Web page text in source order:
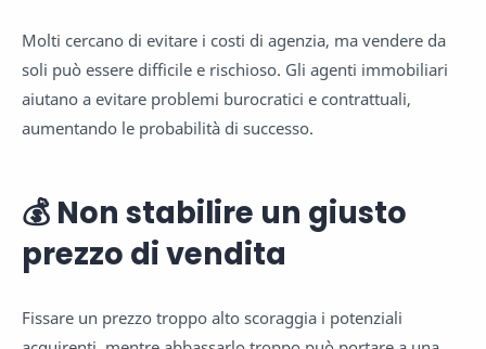
Molti cercano di evitare i costi di agenzia, ma vendere da
soli può essere difficile e rischioso. Gli agenti immobiliari
aiutano a evitare problemi burocratici e contrattuali,
aumentando le probabilità di successo.
💰 Non stabilire un giusto
prezzo di vendita
Fissare un prezzo troppo alto scoraggia i potenziali